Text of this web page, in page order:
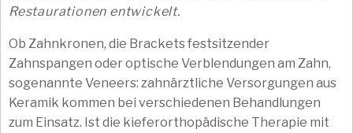
Restaurationen entwickelt.
Ob Zahnkronen, die Brackets festsitzender
Zahnspangen oder optische Verblendungen am Zahn,
sogenannte Veneers: zahnärztliche Versorgungen aus
Keramik kommen bei verschiedenen Behandlungen
zum Einsatz. Ist die kieferorthopädische Therapie mit